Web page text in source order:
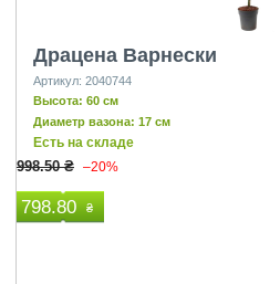
Драцена Варнески
Артикул: 2040744
Высота: 60 см
Диаметр вазона: 17 см
Есть на складе
998.50 ₴ –20%
798.80 ₴